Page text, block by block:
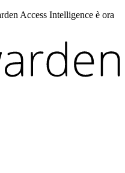
Access Intelligence è ora